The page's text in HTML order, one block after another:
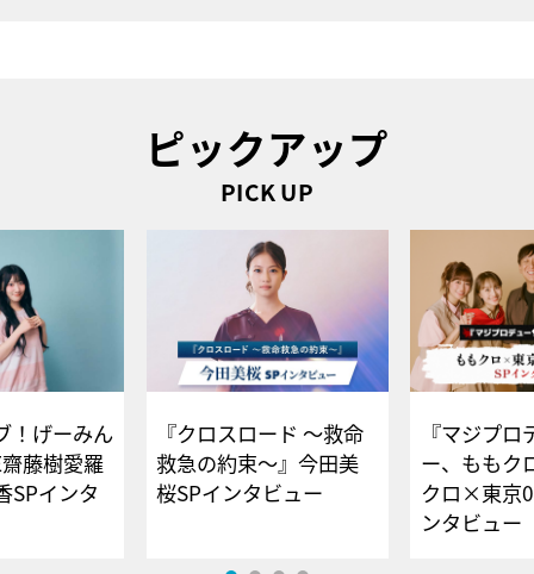
ピックアップ
PICK UP
！げーみん
藤樹愛羅
SPインタ
『クロスロード ～救命
救急の約束～』今田美
桜SPインタビュー
『マジプロ
ー、ももク
クロ×東京
ンタビュー